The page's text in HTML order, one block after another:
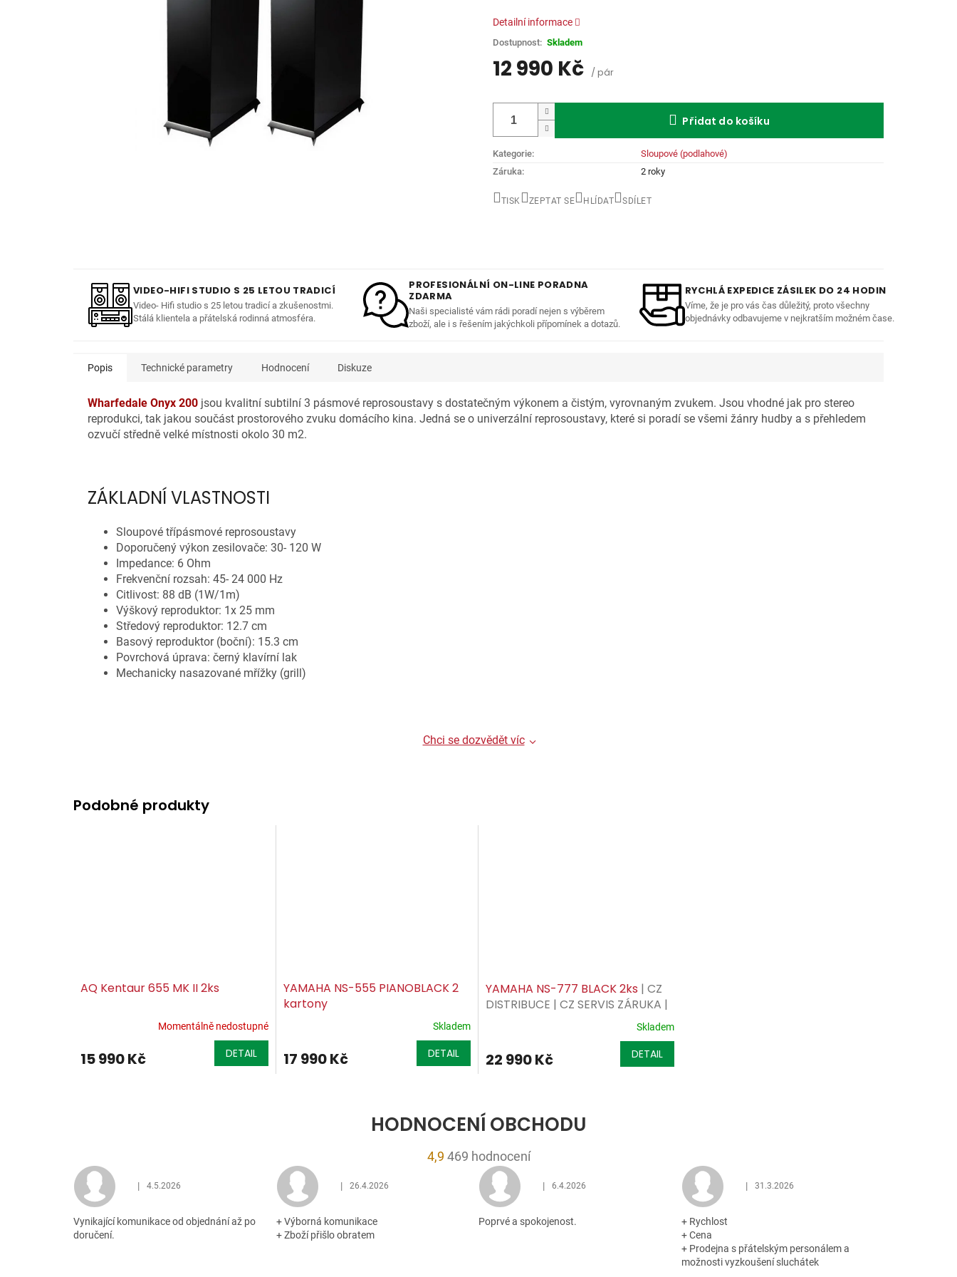
12 990 Kč / pár
cena:
Skladem
Kategorie:
Sloupové (podlahové)
Záruka: 2 roky
Přidat do košíku
Detailní informace
TISK ZEPTAT SE HLÍDAT SDÍLET
VIDEO-HIFI STUDIO S 25 LETOU TRADICÍ
Video- Hifi studio s 25 letou tradicí a zkušenostmi.
Stálá klientela a přátelská rodinná atmosféra.
PROFESIONÁLNÍ ON-LINE PORADNA
ZDARMA
Naši specialisté vám rádi poradí nejen s výběrem
zboží, ale i s řešením jakýchkoli přípomínek a dotazů.
RYCHLÁ EXPEDICE ZÁSILEK DO 24 HODIN
Víme, že je pro vás čas důležitý, proto všechny
objednávky odbavujeme v nejkratším možném čase.
Popis Technické parametry Hodnocení Diskuze
Wharfedale Onyx 200 jsou kvalitní subtilní 3 pásmové reprosoustavy s dostatečným výkonem a čistým, vyrovnaným zvukem. Jsou vhodné jak pro stereo
reprodukci, tak jakou součást prostorového zvuku domácího kina. Jedná se o univerzální reprosoustavy, které si poradí se všemi žánry hudby a s přehledem
ozvučí středně velké místnosti okolo 30 m2.
ZÁKLADNÍ VLASTNOSTI
Sloupové třípásmové reprosoustavy
Doporučený výkon zesilovače: 30- 120 W
Impedance: 6 Ohm
Frekvenční rozsah: 45- 24 000 Hz
Citlivost: 88 dB (1W/1m)
Výškový reproduktor: 1x 25 mm
Středový reproduktor: 12.7 cm
Basový reproduktor (boční): 15.3 cm
Povrchová úprava: černý klavírní lak
Mechanicky nasazované mřížky (grill)
Chci se dozvědět víc
Podobné produkty
AQ Kentaur 655 MK II 2ks
Momentálně nedostupné
15 990 Kč DETAIL
YAMAHA NS-555 PIANOBLACK 2
kartony
Skladem
17 990 Kč DETAIL
YAMAHA NS-777 BLACK 2ks | CZ
DISTRIBUCE | CZ SERVIS ZÁRUKA |
Skladem
22 990 Kč DETAIL
HODNOCENÍ OBCHODU
4,9 Průměrné
hodnocení
obchodu
469 hodnocení
Hodnocení obchodu je 5 z 5 hvězdiček.
| 4.5.2026
Vynikající komunikace od objednání až po
doručení.
Hodnocení obchodu je 5 z 5 hvězdiček.
| 26.4.2026
+ Výborná komunikace
+ Zboží přišlo obratem
Hodnocení obchodu je 5 z 5 hvězdiček.
| 6.4.2026
Poprvé a spokojenost.
Hodnocení obchodu je 5 z 5 hvězdiček.
| 31.3.2026
+ Rychlost
+ Cena
+ Prodejna s přátelským personálem a
možnosti vyzkoušení sluchátek